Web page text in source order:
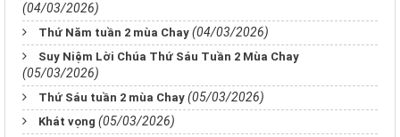
(04/03/2026)
Thứ Năm tuần 2 mùa Chay (04/03/2026)
Suy Niệm Lời Chúa Thứ Sáu Tuần 2 Mùa Chay
(05/03/2026)
Thứ Sáu tuần 2 mùa Chay (05/03/2026)
Khát vọng (05/03/2026)